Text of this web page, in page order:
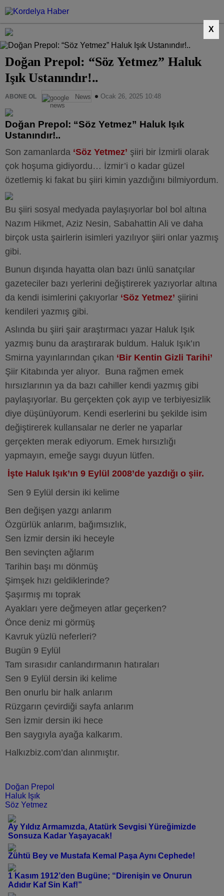
X
Doğan Prepol: “Söz Yetmez” Haluk
Işık Ustanındır!..
ABONE OL News Ocak 26, 2025 10:48
Doğan Prepol: “Söz Yetmez” Haluk Işık
Ustanındır!..
Son zamanlarda ‘Söz Yetmez’ şiiri bir İzmirli olarak
çok hoşuma gidiyordu… İzmir’i o kadar güzel
özetlemiş ki fakat bu şiiri kimin yazdığını bilmiyordum.
Bu şiiri sosyal medyada paylaşıyorlar bol bol altına
Nazım Hikmet, Aziz Nesin, Sabahattin Ali ve daha
birçok usta şairlerin isimleri yazılıyor şiiri onlar yazmış
gibi.
Bunun dışında hayatta olan bazı ünlü sanatçılar
gazeteciler bazı yerlerini değiştirerek yazıyorlar altına
da kendi isimlerini çakıyorlar ‘Söz Yetmez’ şiirini
kendileri yazmış gibi.
Aslında bu şiiri şair araştırmacı yazar Haluk Işık
yazmış bunu da araştırarak buldum. Haluk Işık’ın
Smirna yayınlarından çıkan ‘Bir Kentin Gizli Tarihi’
Şiir Kitabında yer alıyor. Buna rağmen emek
hırsızlarının ya da bazı cahiller kendi yazmış gibi
paylaşıyorlar. Bu gerçekten çok ayıp ve terbiyesizlik
diye düşünüyorum. Kendi eserlerini bu şekilde isim
değiştirerek kullansalar ne derler ne yaparlar
gerçekten merak ediyorum. Emek hırsızlığı
yapmayın, emeğe saygı duyun lütfen.
İşte Haluk Işık’ın 9 Eylül 2008’de yazdığı o şiir.
Sen 9 Eylül dersin iki kelime
Ben değişen yazgı anlarım
Özgürlük anlarım, bağımsızlık,
Sen İzmir dersin iki heceyle
Ben sevinçten ağlarım
Tarihin başı mı dönmüş
Şimşek hızı geldiklerinde?
Şaşırmış mı toprak
Ayakları yere değmeyen atlar geçerken?
Önce deniz mi görmüş
Kavruk yüzlü neferleri?
Bugün 9 Eylül
Tam sırasıdır canlandırmanın hatıraları
Sen 9 Eylül dersin iki kelime
Ben onurlu bir halk anlarım
Rüzgarın çevirdiği sayfa anlarım
Sen İzmir dersin iki hece
Ben saygıyla ayağa kalkarım.
Halkızbiz.com’dan alınmıştır.
Doğan Prepol
Haluk Işık
Söz Yetmez
Ay Yıldız Armamızda, Atatürk Sevgisi Yüreğimizde
Sonsuza Kadar Yaşayacak!
Zühtü Bey ve Mustafa Kemal Paşa Aynı Cephede!
1 Kasım 1912’den Bugüne; “Direnişin ve Onurun
Adıdır Kaf Sin Kaf!”